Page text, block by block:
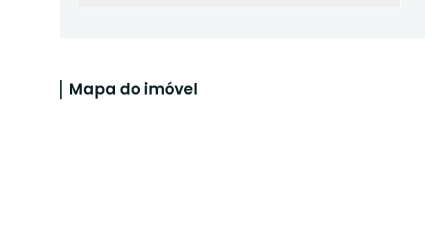
Mapa do imóvel